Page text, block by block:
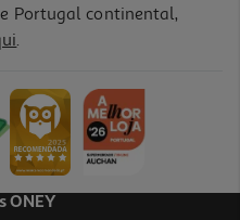
Portugal continental,
.
ONEY